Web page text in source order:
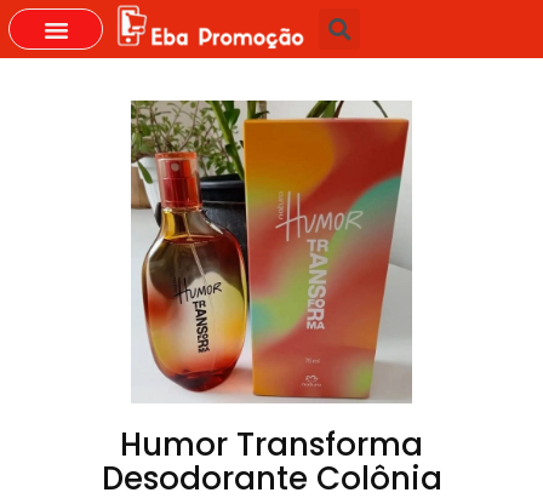
Humor Transforma
Desodorante Colônia